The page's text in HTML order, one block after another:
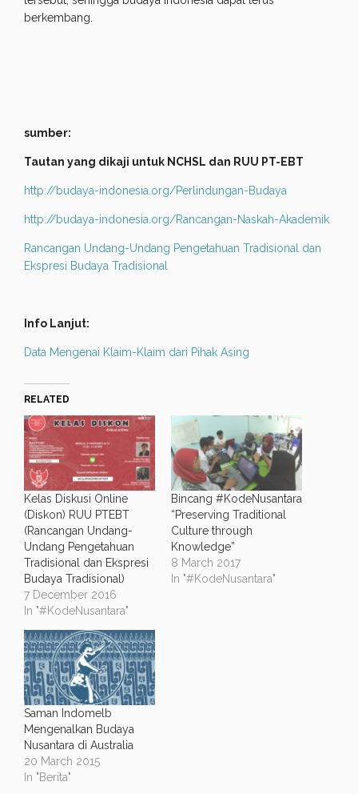
berkembang.
sumber:
Tautan yang dikaji untuk NCHSL dan RUU PT-EBT
http://budaya-indonesia.org/Perlindungan-Budaya
http://budaya-indonesia.org/Rancangan-Naskah-Akademik
Rancangan Undang-Undang Pengetahuan Tradisional dan
Ekspresi Budaya Tradisional
Info Lanjut:
Data Mengenai Klaim-Klaim dari Pihak Asing
RELATED
Kelas Diskusi Online
(Diskon) RUU PTEBT
(Rancangan Undang-
Undang Pengetahuan
Tradisional dan Ekspresi
Budaya Tradisional)
7 December 2016
In "#KodeNusantara"
Bincang #KodeNusantara
“Preserving Traditional
Culture through
Knowledge”
8 March 2017
In "#KodeNusantara"
Saman Indomelb
Mengenalkan Budaya
Nusantara di Australia
20 March 2015
In "Berita"